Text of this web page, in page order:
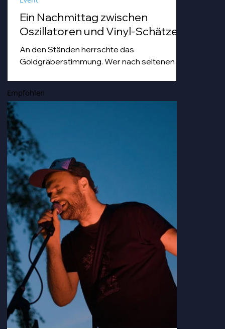
Ein Nachmittag zwischen
Oszillatoren und Vinyl-Schätzen
An den Ständen herrschte das
Goldgräberstimmung. Wer nach seltenen
bei der Freilegung von Troja kennt. Von
Hop-und japanischen Idol-Platten, die so
nostalgisch und gleichzeitig erfrischend
klangen, dass man sich darin hätte duschen
können.
Empfohlen